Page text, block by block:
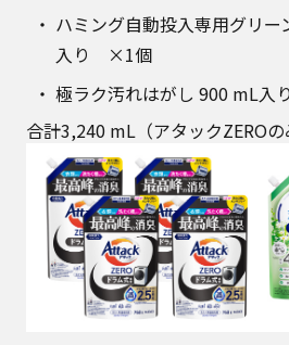
ハミング自動投入専用グリ
入り ×1個
極ラク汚れはがし 900 mL
合計3,240 mL（アタックZERO